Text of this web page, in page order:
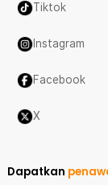
Tiktok
Instagram
Facebook
X
Dapatkan